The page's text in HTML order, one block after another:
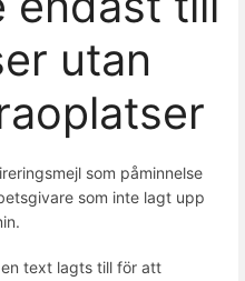
utan
som påminnelse
som inte lagt upp
text lagts till för att